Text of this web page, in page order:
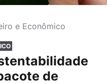
e Econômico
de